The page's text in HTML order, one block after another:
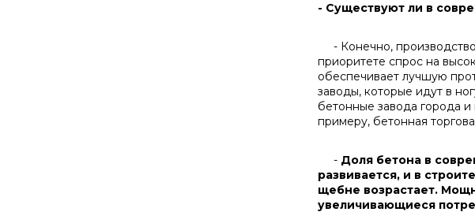
- Существуют ли в
- Конечно, производство
приоритете спрос на
обеспечивает лучшую
заводы, которые идут в
бетонные завода города и
примеру, бетонная
- Доля бетона в
развивается, и в
щебне возрастает.
увеличивающиеся